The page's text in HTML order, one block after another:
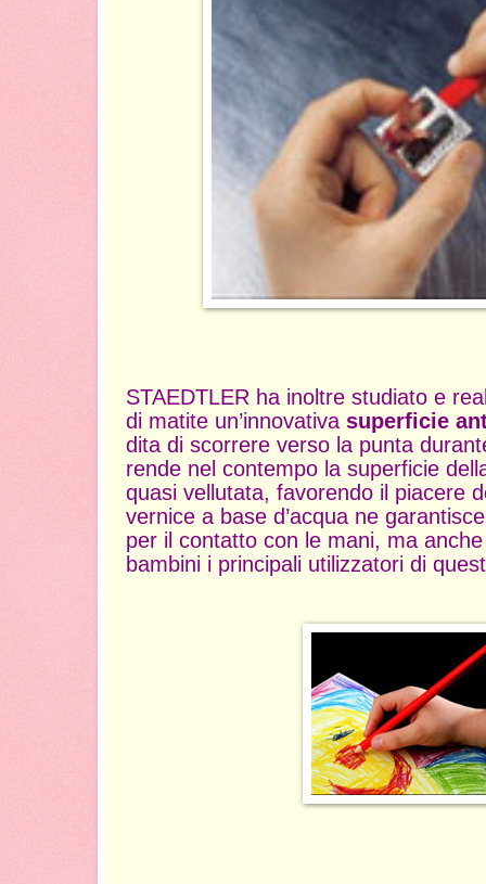
STAEDTLER ha inoltre studiato e
di matite un’innovativa superficie
dita di scorrere verso la punta
rende nel contempo la superficie
quasi vellutata, favorendo il piacere
vernice a base d’acqua ne garantisce
per il contatto con le mani, ma
bambini i principali utilizzatori di